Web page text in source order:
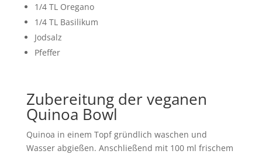
1/4 TL Oregano
1/4 TL Basilikum
Jodsalz
Pfeffer
Zubereitung der veganen
Quinoa Bowl
Quinoa in einem Topf gründlich waschen und
Wasser abgießen. Anschließend mit 100 ml frischem